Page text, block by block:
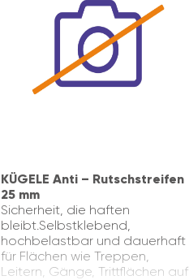
KÜGELE Anti – Rutschstreifen
25 mm
Sicherheit, die haften
bleibt.Selbstklebend,
hochbelastbar und dauerhaft
für Flächen wie Treppen,
Leitern, Gänge, Trittflächen auf